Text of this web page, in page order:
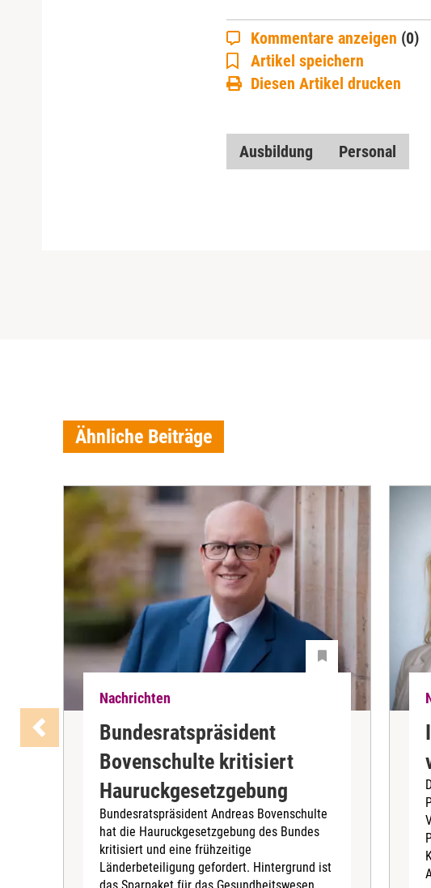
Kommentare anzeigen (0)
Artikel speichern
Diesen Artikel drucken
Ausbildung Personal
Ähnliche Beiträge
Nachrichten
Bundesratspräsident
Bovenschulte kritisiert
Hauruckgesetzgebung
Bundesratspräsident Andreas Bovenschulte
hat die Hauruckgesetzgebung des Bundes
kritisiert und eine frühzeitige
Länderbeteiligung gefordert. Hintergrund ist